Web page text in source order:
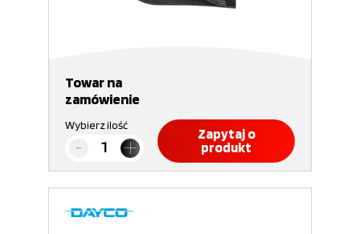
Towar na
zamówienie
Wybierz ilość
Zapytaj o
produkt